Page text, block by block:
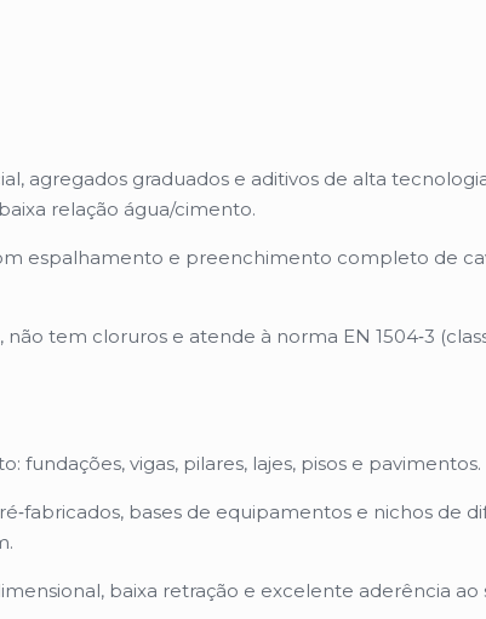
agregados graduados e aditivos de alta
relação água/cimento.
espalhamento e preenchimento completo de
tem cloruros e atende à norma EN 1504‑3
fundações, vigas, pilares, lajes, pisos e pavimentos.
bases de equipamentos e nichos de
baixa retração e excelente aderência ao